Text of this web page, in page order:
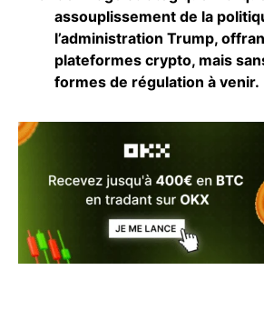
assouplissement de la
l’administration Trump,
plateformes crypto, mais
formes de régulation à venir.